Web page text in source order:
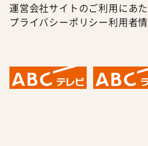
運営会社サイトのご利用にあ
プライバシーポリシー利用者